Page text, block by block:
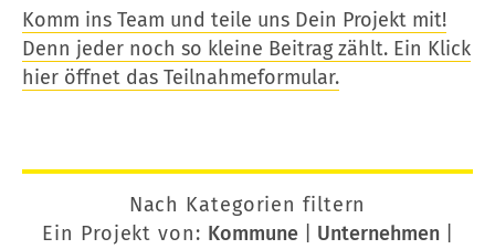
Komm ins Team und teile uns Dein Projekt mit!
Denn jeder noch so kleine Beitrag zählt. Ein Klick
hier öffnet das Teilnahmeformular.
Nach Kategorien filtern
Ein Projekt von: Kommune| Unternehmen|